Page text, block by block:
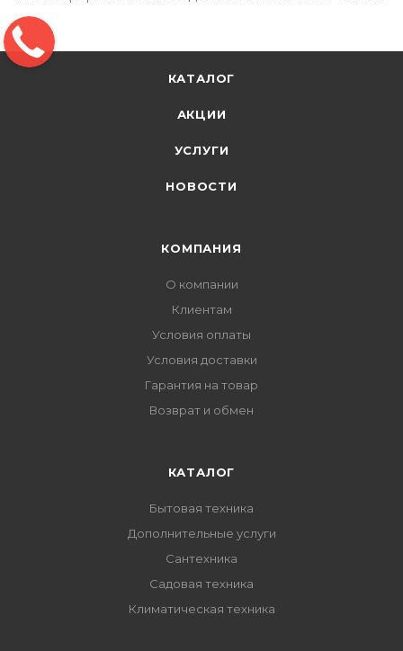
КАТАЛОГ
АКЦИИ
УСЛУГИ
НОВОСТИ
КОМПАНИЯ
О компании
Клиентам
Условия оплаты
Условия доставки
Гарантия на товар
Возврат и обмен
КАТАЛОГ
Бытовая техника
Дополнительные услуги
Сантехника
Садовая техника
Климатическая техника